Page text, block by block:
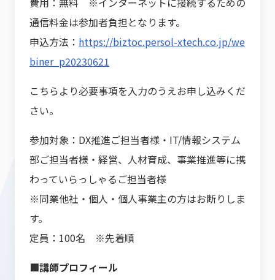
通信料金は参加者負担となります。
申込方法： https://biztoc.persol-xtech.co.jp/we
biner_p20230621
こちらより必要事項を入力のうえお申し込みくだ
さい。
参加対象：DX推進ご担当者様・IT/情報システム
部ご担当者様・経営、人材育成、事業推進等に携
わっていらっしゃるご担当者様
※同業他社・個人・個人事業主の方はお断りしま
す。
定員：100名 ※先着順
■講師プロフィール